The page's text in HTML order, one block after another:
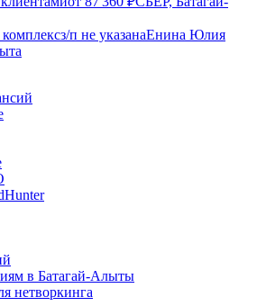
з/п не указанаЕнина Юлия
в Батагай-Алыты
нетворкинга